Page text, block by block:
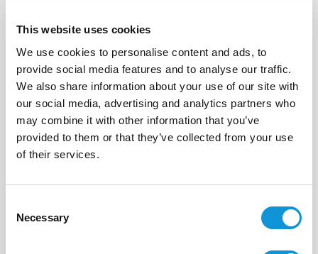
This website uses cookies
We use cookies to personalise content and ads, to
provide social media features and to analyse our traffic.
We also share information about your use of our site with
our social media, advertising and analytics partners who
may combine it with other information that you’ve
provided to them or that they’ve collected from your use
of their services.
Selection
Necessary
BONIFACIO - SPERONE
Le mas de Ciappili